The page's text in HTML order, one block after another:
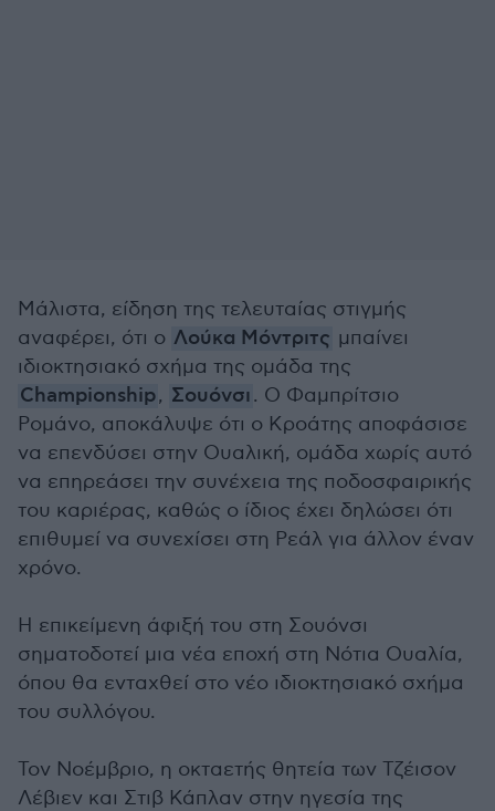
Μάλιστα, είδηση της τελευταίας στιγμής
αναφέρει, ότι ο Λούκα Μόντριτς μπαίνει
ιδιοκτησιακό σχήμα της ομάδα της
Championship, Σουόνσι. Ο Φαμπρίτσιο
Ρομάνο, αποκάλυψε ότι ο Κροάτης αποφάσισε
να επενδύσει στην Ουαλική, ομάδα χωρίς αυτό
να επηρεάσει την συνέχεια της ποδοσφαιρικής
του καριέρας, καθώς ο ίδιος έχει δηλώσει ότι
επιθυμεί να συνεχίσει στη Ρεάλ για άλλον έναν
χρόνο.
Η επικείμενη άφιξή του στη Σουόνσι
σηματοδοτεί μια νέα εποχή στη Νότια Ουαλία,
όπου θα ενταχθεί στο νέο ιδιοκτησιακό σχήμα
του συλλόγου.
Τον Νοέμβριο, η οκταετής θητεία των Τζέισον
Λέβιεν και Στιβ Κάπλαν στην ηγεσία της